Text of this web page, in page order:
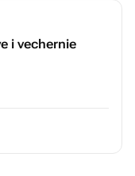
i vechernie